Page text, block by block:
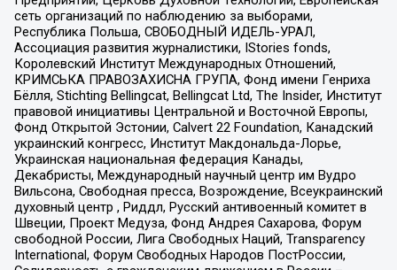
сеть организаций по наблюдению за выборами,
Республика Польша, СВОБОДНЫЙ ИДЕЛЬ-УРАЛ,
Ассоциация развития журналистики, IStories fonds,
Королевский Институт Международных Отношений,
КРИМСЬКА ПРАВОЗАХИСНА ГРУПА, Фонд имени Генриха
Бёлля, Stichting Bellingcat, Bellingcat Ltd, The Insider, Институт
правовой инициативы Центральной и Восточной Европы,
Фонд Открытой Эстонии, Calvert 22 Foundation, Канадский
украинский конгресс, Институт Макдональда-Лорье,
Украинская национальная федерация Канады,
Декабристы, Международный научный центр им Вудро
Вильсона, Свободная пресса, Возрождение, Всеукраинский
духовный центр , Риддл, Русский антивоенный комитет в
Швеции, Проект Медуза, Фонд Андрея Сахарова, Форум
свободной России, Лига Свободных Наций, Transparеncy
International, Форум Свободных Народов ПостРоссии,